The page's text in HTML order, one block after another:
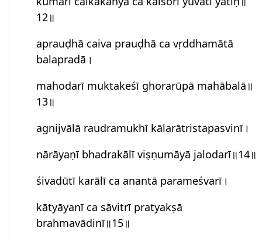
12॥
aprauḍhā caiva prauḍhā ca vṛddhamātā
balapradā।
mahodarī muktakeśī ghorarūpā mahābalā॥
13॥
agnijvālā raudramukhī kālarātristapasvinī।
nārāyaṇī bhadrakālī viṣṇumāyā jalodarī॥14॥
śivadūtī karālī ca anantā parameś‍varī।
kātyāyanī ca sāvitrī pratyakṣā
brahmavādinī॥15॥